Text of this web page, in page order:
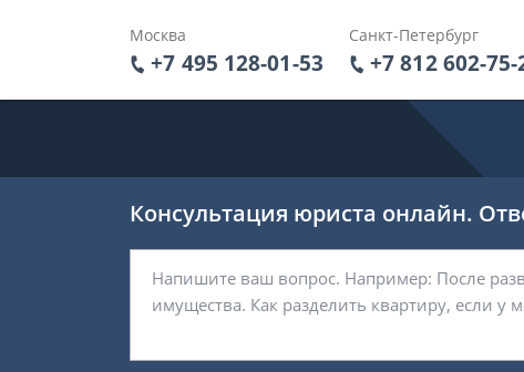
Москва
+7 495 128-01-53
Санкт-Петербург
+7 812 602-75-
Консультация юриста онлайн.